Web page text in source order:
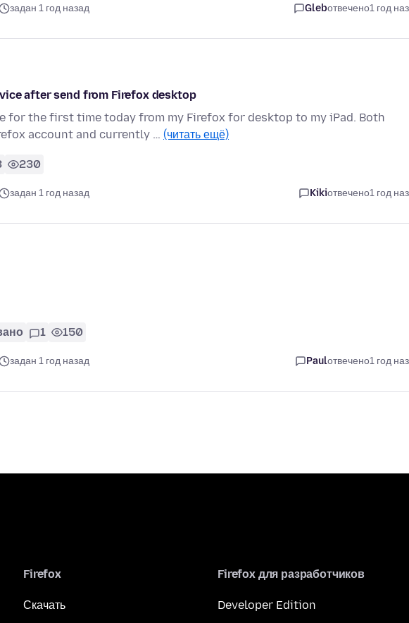
задан 1 год назад Glebотвечено1 год
after send from Firefox desktop
for the first time today from my Firefox for desktop to my iPad. Both
account and currently … (читать ещё)
230
задан 1 год назад Kikiотвечено1 год
1 150
задан 1 год назад Paulотвечено1 год
Firefox
Скачать
Firefox для разработчиков
Developer Edition